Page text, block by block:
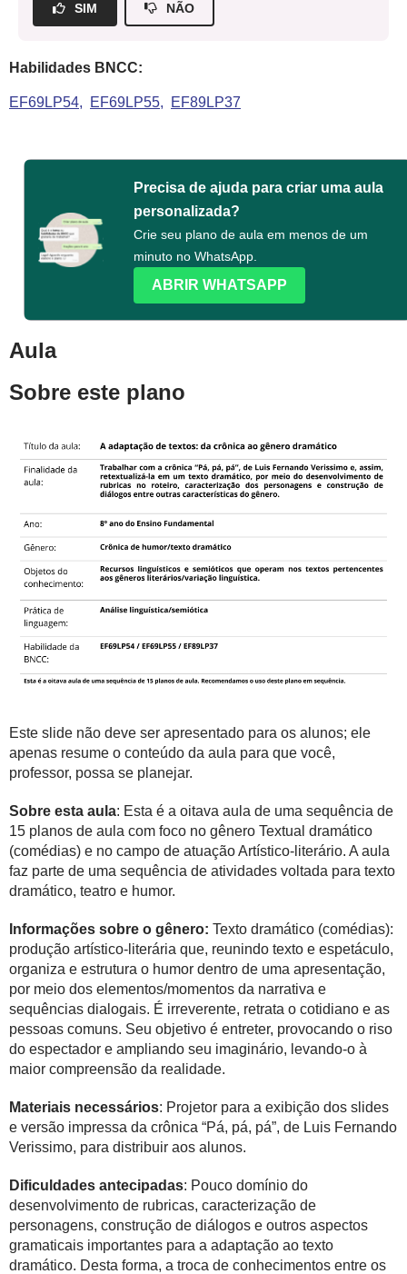
SIM NÃO
Habilidades BNCC:
EF69LP54 EF69LP55 EF89LP37
Precisa de ajuda para criar uma aula
personalizada?
Crie seu plano de aula em menos de um
minuto no WhatsApp.
ABRIR WHATSAPP
Aula
Sobre este plano
Este slide não deve ser apresentado para os alunos; ele
apenas resume o conteúdo da aula para que você,
professor, possa se planejar.
Sobre esta aula: Esta é a oitava aula de uma sequência de
15 planos de aula com foco no gênero Textual dramático
(comédias) e no campo de atuação Artístico-literário. A aula
faz parte de uma sequência de atividades voltada para texto
dramático, teatro e humor.
Informações sobre o gênero: Texto dramático (comédias):
produção artístico-literária que, reunindo texto e espetáculo,
organiza e estrutura o humor dentro de uma apresentação,
por meio dos elementos/momentos da narrativa e
sequências dialogais. É irreverente, retrata o cotidiano e as
pessoas comuns. Seu objetivo é entreter, provocando o riso
do espectador e ampliando seu imaginário, levando-o à
maior compreensão da realidade.
Materiais necessários: Projetor para a exibição dos slides
e versão impressa da crônica “Pá, pá, pá”, de Luis Fernando
Verissimo, para distribuir aos alunos.
Dificuldades antecipadas: Pouco domínio do
desenvolvimento de rubricas, caracterização de
personagens, construção de diálogos e outros aspectos
gramaticais importantes para a adaptação ao texto
dramático. Desta forma, a troca de conhecimentos entre os